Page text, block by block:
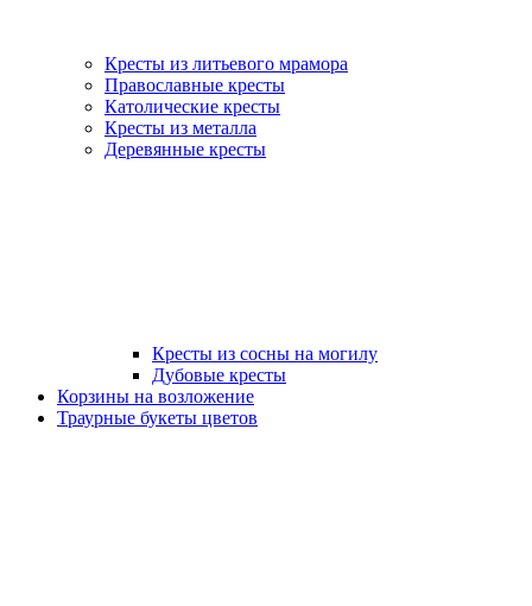
Кресты из литьевого мрамора
Православные кресты
Католические кресты
Кресты из металла
Деревянные кресты
Кресты из сосны на могилу
Дубовые кресты
Корзины на возложение
Траурные букеты цветов